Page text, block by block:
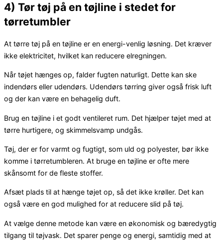
4) Tør tøj på en tøjline i stedet for
tørretumbler
At tørre tøj på en tøjline er en energi-venlig løsning. Det kræver
ikke elektricitet, hvilket kan reducere elregningen.
Når tøjet hænges op, falder fugten naturligt. Dette kan ske
indendørs eller udendørs. Udendørs tørring giver også frisk luft
og der kan være en behagelig duft.
Brug en tøjline i et godt ventileret rum. Det hjælper tøjet med at
tørre hurtigere, og skimmelsvamp undgås.
Tøj, der er for varmt og fugtigt, som uld og polyester, bør ikke
komme i tørretumbleren. At bruge en tøjline er ofte mere
skånsomt for de fleste stoffer.
Afsæt plads til at hænge tøjet op, så det ikke krøller. Det kan
også være en god mulighed for at reducere slid på tøj.
At vælge denne metode kan være en økonomisk og bæredygtig
tilgang til tøjvask. Det sparer penge og energi, samtidig med at